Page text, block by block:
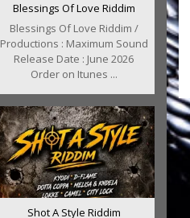
Blessings Of Love Riddim
Blessings Of Love Riddim /
Productions : Maximum Sound
Release Date : June 2026
Order on Itunes ...
Shot A Style Riddim